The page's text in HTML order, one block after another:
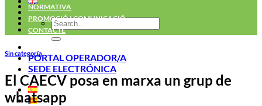
PORTAL OPERADOR/A
SEDE ELECTRÓNICA
NORMATIVA
PROMOCIÓ I COMUNICACIÓ
CONTACTE
Sin categoría
El CAECV posa en marxa un grup de
whatsapp